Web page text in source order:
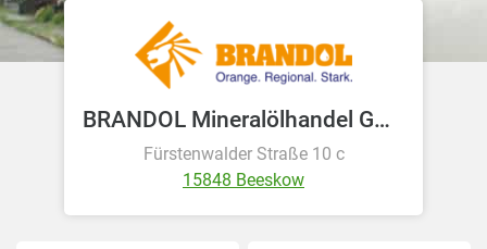
BRANDOL Mineralölhandel GmbH
Fürstenwalder Straße 10 c
15848 Beeskow